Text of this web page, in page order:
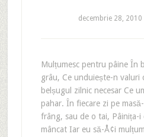
decembrie 28, 2010
Mulțumesc pentru pâine În
grâu, Ce unduiește-n valuri
belșugul zilnic necesar Ce
pahar. În fiecare zi pe
frâng, sau de o tai, Pâinița-i
mâncat Iar eu să-Å¢i